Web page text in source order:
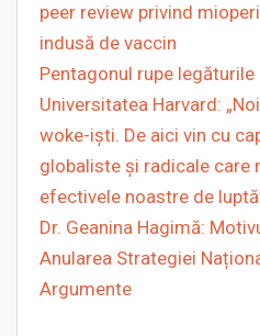
peer review privind
indusă de vaccin
Pentagonul rupe
Universitatea Harvard:
woke-iști. De aici vin cu
globaliste și radicale care
efectivele noastre de
Dr. Geanina Hagimă:
Anularea Strategiei
Argumente